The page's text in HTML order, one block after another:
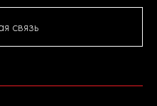
связь